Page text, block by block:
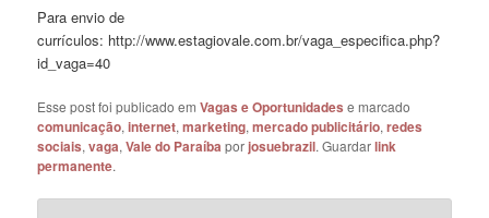
Para envio de
currículos: http://www.estagiovale.com.br/vaga_especifica.php?
id_vaga=40
Esse post foi publicado emVagas e Oportunidades e marcado
comunicação,internet,marketing,mercado publicitário,redes
sociais,vaga,Vale do Paraíba porjosuebrazil. Guardarlink
permanente.